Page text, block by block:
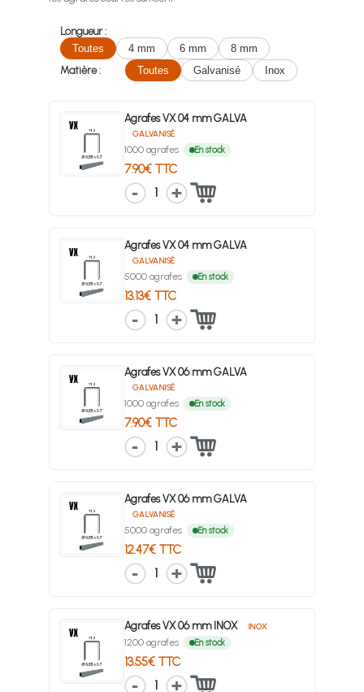
Longueur :
Toutes
4 mm 6 mm
8 mm
Matière :
Toutes Galvanisé Inox
Agrafes VX 04 mm GALVA
GALVANISÉ
1000 agrafes En stock
7.90€ TTC
1
Agrafes VX 04 mm GALVA
GALVANISÉ
5000 agrafes En stock
13.13€ TTC
1
Agrafes VX 06 mm GALVA
GALVANISÉ
1000 agrafes En stock
7.90€ TTC
1
Agrafes VX 06 mm GALVA
GALVANISÉ
5000 agrafes En stock
12.47€ TTC
1
Agrafes VX 06 mm INOX INOX
1200 agrafes En stock
13.55€ TTC
1